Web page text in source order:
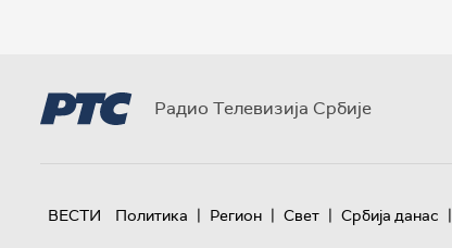
Радио Телевизија Србије
ВЕСТИ Политика | Регион | Свет | Србија данас |